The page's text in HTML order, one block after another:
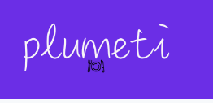
contenu